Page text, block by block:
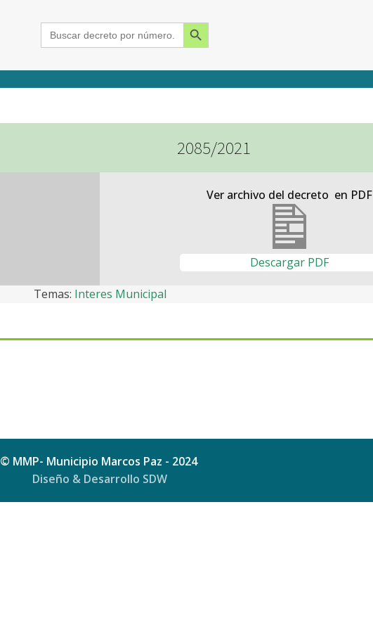
Search
for:
Search Button
2018
2017
2016
2015
2085/2021
Ver archivo del decreto en PDF
Descargar PDF
Temas: Interes Municipal
© MMP- Municipio Marcos Paz - 2024
Diseño & Desarrollo SDW